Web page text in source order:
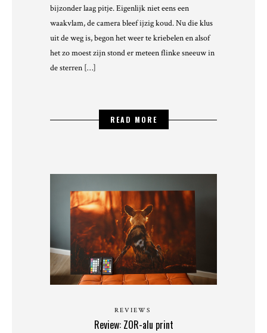
bijzonder laag pitje. Eigenlijk niet eens een
waakvlam, de camera bleef ijzig koud. Nu die klus
uit de weg is, begon het weer te kriebelen en alsof
het zo moest zijn stond er meteen flinke sneeuw in
de sterren […]
READ MORE
REVIEWS
Review: ZOR-alu print